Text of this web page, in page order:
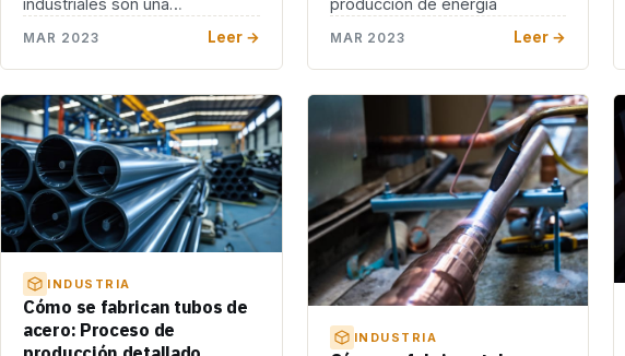
industriales son una
herramienta fundamental en la
circulación […]
MAR 2023 Leer →
producción de energía
eléctrica. Estas máquinas
MAR 2023 Leer →
INDUSTRIA
Cómo se fabrican tubos de
acero: Proceso de
INDUSTRIA